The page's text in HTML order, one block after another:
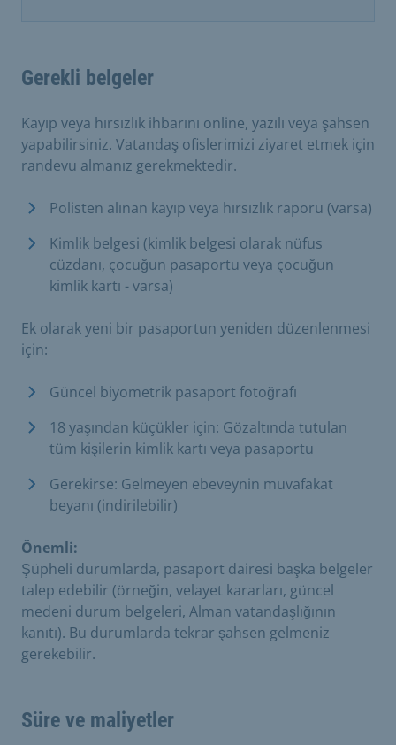
Gerekli belgeler
Kayıp veya hırsızlık ihbarını online, yazılı veya şahsen
yapabilirsiniz. Vatandaş ofislerimizi ziyaret etmek için
randevu almanız gerekmektedir.
Polisten alınan kayıp veya hırsızlık raporu (varsa)
Kimlik belgesi (kimlik belgesi olarak nüfus
cüzdanı, çocuğun pasaportu veya çocuğun
kimlik kartı - varsa)
Ek olarak yeni bir pasaportun yeniden düzenlenmesi
için:
Güncel biyometrik pasaport fotoğrafı
18 yaşından küçükler için: Gözaltında tutulan
tüm kişilerin kimlik kartı veya pasaportu
Gerekirse: Gelmeyen ebeveynin muvafakat
beyanı (indirilebilir)
Önemli:
Şüpheli durumlarda, pasaport dairesi başka belgeler
talep edebilir (örneğin, velayet kararları, güncel
medeni durum belgeleri, Alman vatandaşlığının
kanıtı). Bu durumlarda tekrar şahsen gelmeniz
gerekebilir.
Süre ve maliyetler